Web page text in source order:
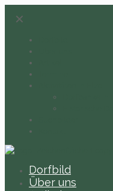
✕
Dorfbild
Über uns